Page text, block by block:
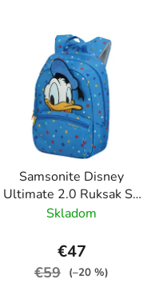
Samsonite Disney
Ultimate 2.0 Ruksak S+
Modrá
Skladom
€47
€59 (–20 %)